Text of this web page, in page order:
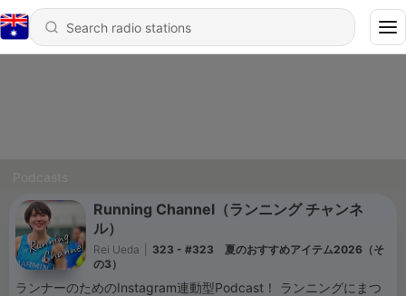
Running Channel（ランニング チャンネ
ル）
Rei Ueda
323 - #323 夏のおすすめアイテム2026（そ
の3）
ランナーのためのInstagram連動型Podcast！ ランニングにまつ